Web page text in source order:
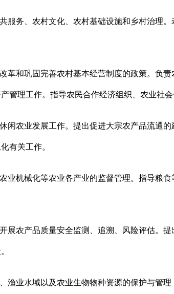
服务、农村文化、农村基础设施和乡村治理
革和巩固完善农村基本经营制度的政策。负
管理工作。指导农民合作经济组织、农业社
闲农业发展工作。提出促进大宗农产品流通
有关工作。
业机械化等农业各产业的监督管理。指导粮
展农产品质量安全监测、追溯、风险评估。
渔业水域以及农业生物物种资源的保护与管